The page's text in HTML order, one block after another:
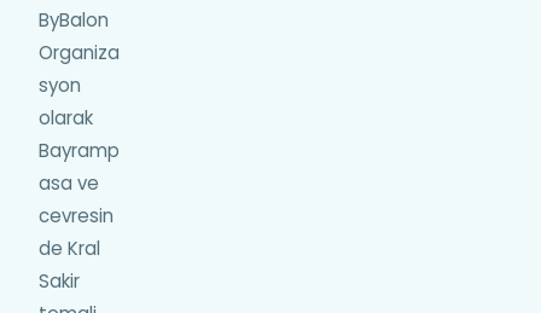
ByBalon
Organiza
syon
olarak
Bayramp
asa ve
cevresin
de Kral
Sakir